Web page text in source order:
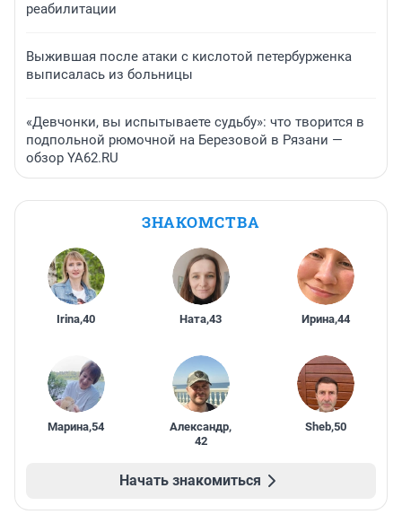
реабилитации
Выжившая после атаки с кислотой петербурженка
выписалась из больницы
«Девчонки, вы испытываете судьбу»: что творится в
подпольной рюмочной на Березовой в Рязани —
обзор YA62.RU
ЗНАКОМСТВА
Irina,40 Ната,43 Ирина,44
Марина,54 Александр,
42
Sheb,50
Начать знакомиться